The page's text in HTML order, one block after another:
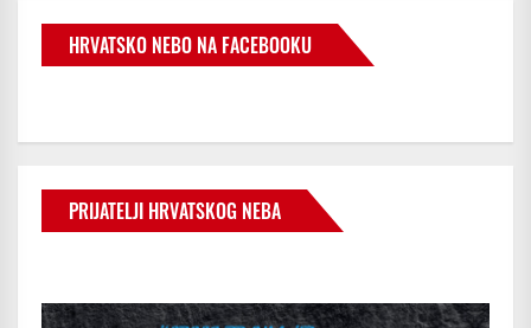
HRVATSKO NEBO NA FACEBOOKU
PRIJATELJI HRVATSKOG NEBA